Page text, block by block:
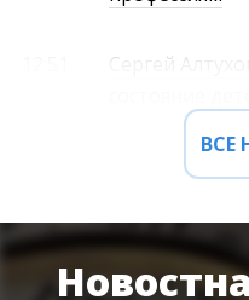
Сергей
ВСЕ